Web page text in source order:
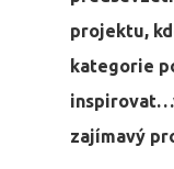
projektu,
kategorie
zajímavý